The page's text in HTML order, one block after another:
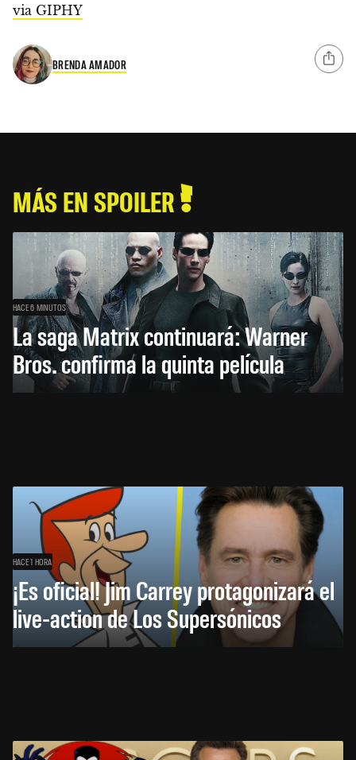
via GIPHY
BRENDA AMADOR
MÁS EN SPOILER
HACE 6 MINUTOS
La saga Matrix continuará: Warner
Bros. confirma la quinta película
HACE 1 HORA
¡Es oficial! Jim Carrey protagonizará el
live-action de Los Supersónicos